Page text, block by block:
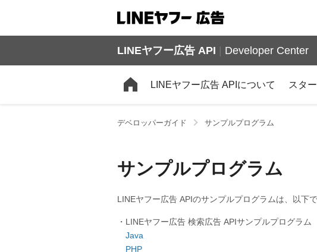
LINEヤフー広告 API Developer Center
LINEヤフー広告 APIについて スタ
デベロッパーガイド サンプルプログラム
サンプルプログラム
LINEヤフー広告 APIのサンプルプログラムは、以下
・LINEヤフー広告 検索広告 APIサンプルプログラム
Java
PHP